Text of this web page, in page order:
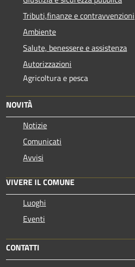
Tributi,finanze e contravvenzioni
Ambiente
Salute, benessere e assistenza
Autorizzazioni
Agricoltura e pesca
NOVITÀ
Notizie
Comunicati
Avvisi
VIVERE IL COMUNE
Luoghi
Eventi
CONTATTI